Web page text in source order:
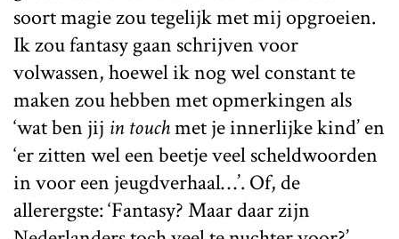
soort magie zou tegelijk met mij opgroeien.
Ik zou fantasy gaan schrijven voor
volwassen, hoewel ik nog wel constant te
maken zou hebben met opmerkingen als
‘wat ben jij in touchmet je innerlijke kind’ en
‘er zitten wel een beetje veel scheldwoorden
in voor een jeugdverhaal…’. Of, de
allerergste: ‘Fantasy? Maar daar zijn